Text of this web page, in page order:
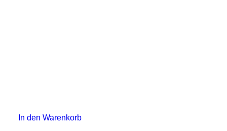
In den Warenkorb